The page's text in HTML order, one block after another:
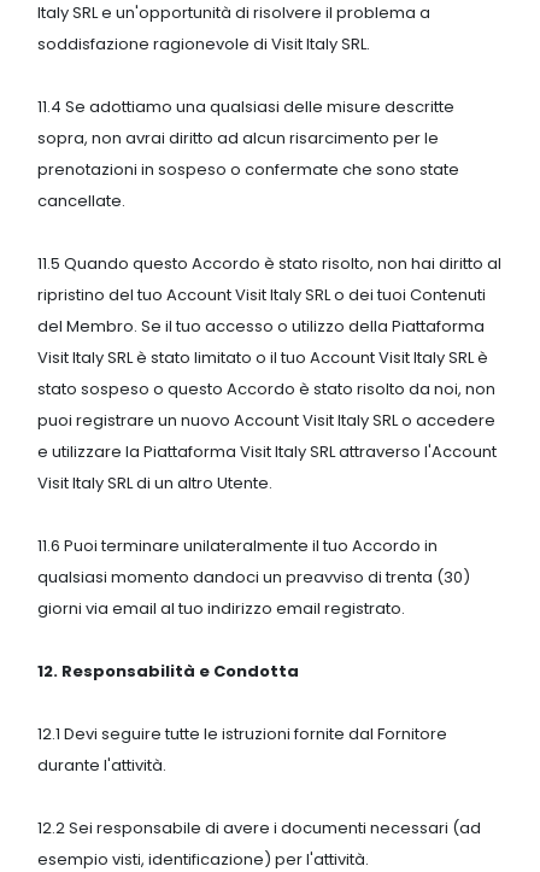
Italy SRL e un'opportunità di risolvere il problema a
soddisfazione ragionevole di Visit Italy SRL.
11.4 Se adottiamo una qualsiasi delle misure descritte
sopra, non avrai diritto ad alcun risarcimento per le
prenotazioni in sospeso o confermate che sono state
cancellate.
11.5 Quando questo Accordo è stato risolto, non hai diritto al
ripristino del tuo Account Visit Italy SRL o dei tuoi Contenuti
del Membro. Se il tuo accesso o utilizzo della Piattaforma
Visit Italy SRL è stato limitato o il tuo Account Visit Italy SRL è
stato sospeso o questo Accordo è stato risolto da noi, non
puoi registrare un nuovo Account Visit Italy SRL o accedere
e utilizzare la Piattaforma Visit Italy SRL attraverso l'Account
Visit Italy SRL di un altro Utente.
11.6 Puoi terminare unilateralmente il tuo Accordo in
qualsiasi momento dandoci un preavviso di trenta (30)
giorni via email al tuo indirizzo email registrato.
12. Responsabilità e Condotta
12.1 Devi seguire tutte le istruzioni fornite dal Fornitore
durante l'attività.
12.2 Sei responsabile di avere i documenti necessari (ad
esempio visti, identificazione) per l'attività.